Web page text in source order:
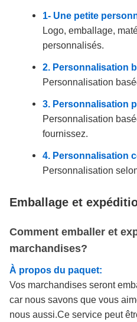
1- Une petite
Logo, emballage,
personnalisés.
2. Personnalisation
Personnalisation
3. Personnalisation
Personnalisation
fournissez.
4. Personnalisation
Personnalisation
Emballage et
Comment emballer et
marchandises?
À propos du paquet:
Vos marchandises seront
car nous savons que vous
nous aussi.Ce service peut